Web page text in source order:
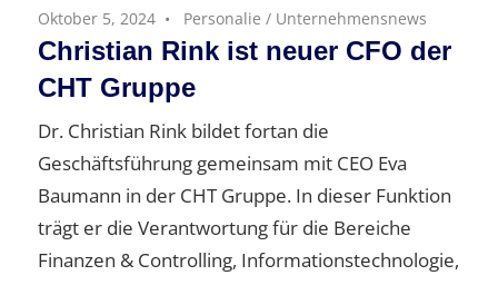
Oktober 5, 2024 Personalie / Unternehmensnews
Christian Rink ist neuer CFO der
CHT Gruppe
Dr. Christian Rink bildet fortan die
Geschäftsführung gemeinsam mit CEO Eva
Baumann in der CHT Gruppe. In dieser Funktion
trägt er die Verantwortung für die Bereiche
Finanzen & Controlling, Informationstechnologie,